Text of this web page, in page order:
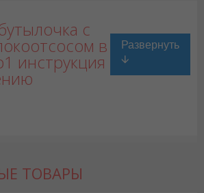
с
в
инструкция
ТОВАРЫ